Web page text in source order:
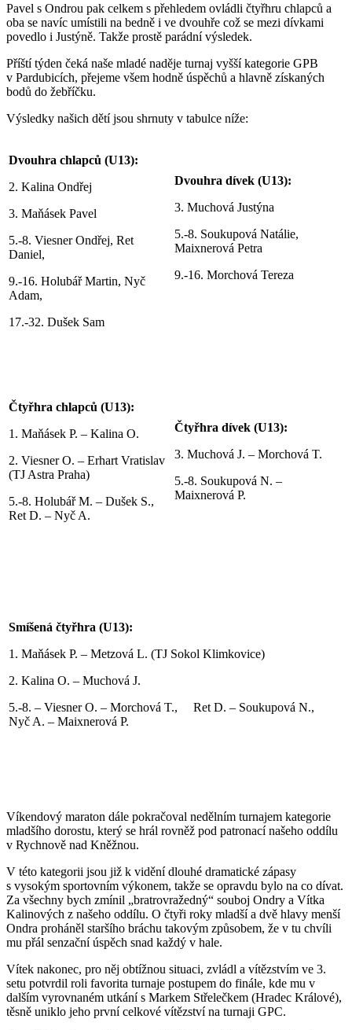
Pavel s Ondrou pak celkem s přehledem ovládli čtyřhru chlapců a
oba se navíc umístili na bedně i ve dvouhře což se mezi dívkami
povedlo i Justýně. Takže prostě parádní výsledek.
Příští týden čeká naše mladé naděje turnaj vyšší kategorie GPB
v Pardubicích, přejeme všem hodně úspěchů a hlavně získaných
bodů do žebříčku.
Výsledky našich dětí jsou shrnuty v tabulce níže:
Dvouhra chlapců (U13):
2. Kalina Ondřej
3. Maňásek Pavel
5.-8. Viesner Ondřej, Ret
Daniel,
9.-16. Holubář Martin, Nyč
Adam,
17.-32. Dušek Sam
Dvouhra dívek (U13):
3. Muchová Justýna
5.-8. Soukupová Natálie,
Maixnerová Petra
9.-16. Morchová Tereza
Čtyřhra chlapců (U13):
1. Maňásek P. – Kalina O.
2. Viesner O. – Erhart Vratislav
(TJ Astra Praha)
5.-8. Holubář M. – Dušek S.,
Ret D. – Nyč A.
Čtyřhra dívek (U13):
3. Muchová J. – Morchová T.
5.-8. Soukupová N. –
Maixnerová P.
Smíšená čtyřhra (U13):
1. Maňásek P. – Metzová L. (TJ Sokol Klimkovice)
2. Kalina O. – Muchová J.
5.-8. – Viesner O. – Morchová T., Ret D. – Soukupová N.,
Nyč A. – Maixnerová P.
Víkendový maraton dále pokračoval nedělním turnajem kategorie
mladšího dorostu, který se hrál rovněž pod patronací našeho oddílu
v Rychnově nad Kněžnou.
V této kategorii jsou již k vidění dlouhé dramatické zápasy
s vysokým sportovním výkonem, takže se opravdu bylo na co dívat.
Za všechny bych zmínil „bratrovražedný“ souboj Ondry a Vítka
Kalinových z našeho oddílu. O čtyři roky mladší a dvě hlavy menší
Ondra proháněl staršího bráchu takovým způsobem, že v tu chvíli
mu přál senzační úspěch snad každý v hale.
Vítek nakonec, pro něj obtížnou situaci, zvládl a vítězstvím ve 3.
setu potvrdil roli favorita turnaje postupem do finále, kde mu v
dalším vyrovnaném utkání s Markem Střelečkem (Hradec Králové),
těsně uniklo jeho první celkové vítězství na turnaji GPC.